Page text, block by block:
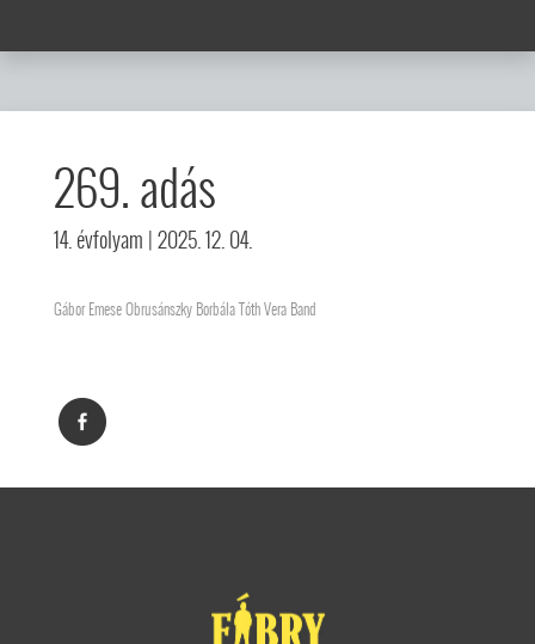
269. adás
14. évfolyam | 2025. 12. 04.
Gábor Emese Obrusánszky Borbála Tóth Vera Band